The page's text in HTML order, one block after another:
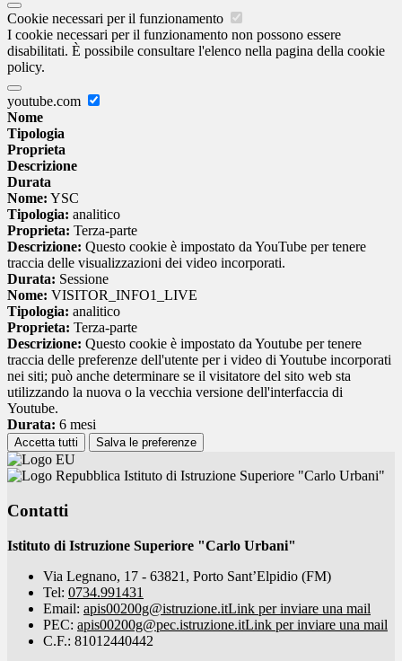
Cookie necessari per il funzionamento
I cookie necessari per il funzionamento non possono essere
disabilitati. È possibile consultare l'elenco nella pagina della cookie
policy.
youtube.com
Nome
Tipologia
Proprieta
Descrizione
Durata
Nome: YSC
Tipologia: analitico
Proprieta: Terza-parte
Descrizione: Questo cookie è impostato da YouTube per tenere
traccia delle visualizzazioni dei video incorporati.
Durata: Sessione
Nome: VISITOR_INFO1_LIVE
Tipologia: analitico
Proprieta: Terza-parte
Descrizione: Questo cookie è impostato da Youtube per tenere
traccia delle preferenze dell'utente per i video di Youtube incorporati
nei siti; può anche determinare se il visitatore del sito web sta
utilizzando la nuova o la vecchia versione dell'interfaccia di
Youtube.
Durata: 6 mesi
Accetta tutti Salva le preferenze
Istituto di Istruzione Superiore "Carlo Urbani"
Contatti
Istituto di Istruzione Superiore "Carlo Urbani"
Via Legnano, 17 - 63821, Porto Sant’Elpidio (FM)
Tel: 0734.991431
Email: apis00200g@istruzione.itLink per inviare una mail
PEC: apis00200g@pec.istruzione.itLink per inviare una mail
C.F.: 81012440442